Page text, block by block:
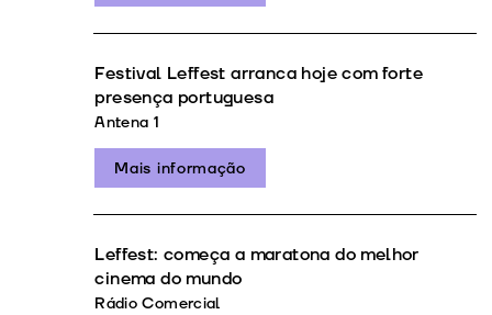
Festival Leffest arranca hoje com forte
presença portuguesa
Antena 1
Mais informação
Leffest: começa a maratona do melhor
cinema do mundo
Rádio Comercial